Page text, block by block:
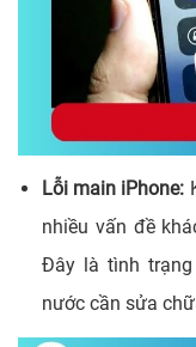
Lỗi main iPhone:
nhiều vấn đề
Đây là tình
nước cần sửa